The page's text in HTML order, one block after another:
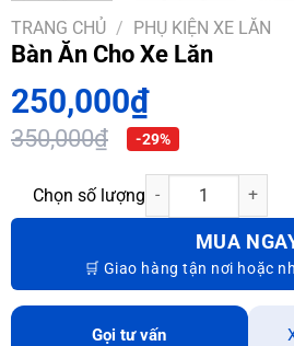
TRANG CHỦ / PHỤ KIỆN XE LĂN
Bàn Ăn Cho Xe Lăn
350,000₫
250,000₫
-29%
MUA
Gọi tư vấn